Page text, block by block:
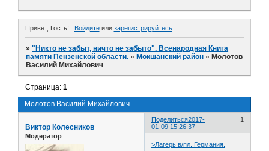
Привет, Гость! Войдитеили зарегистрируйтесь.
»"Никто не забыт, ничто не забыто". Всенародная Книга
памяти Пензенской области. » Мокшанский район » Молотов
Василий Михайлович
Молотов Василий Михайлович
Страница:1
Поделиться 1
2017-
01-09 15:26:37
Виктор Колесников
Модератор
>Лагерь в/пл. Германия.